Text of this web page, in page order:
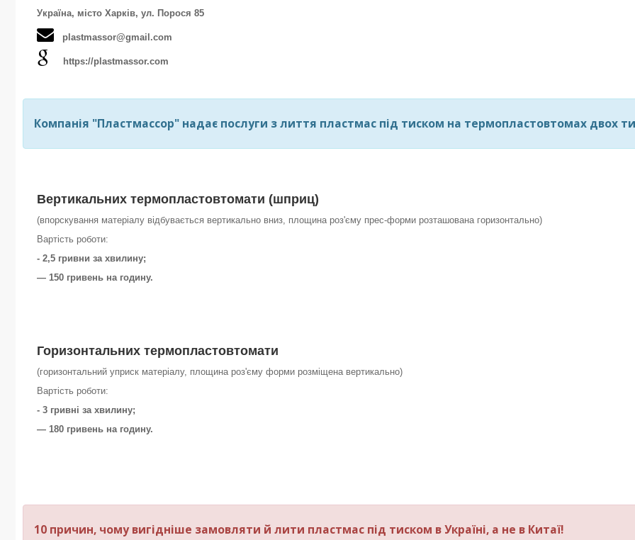
Україна, місто Харків, ул. Порося 85
plastmassor@gmail.com
https://plastmassor.com
Компанія "Пластмассор" надає послуги з лиття пластмас під тиском на термопластовтомах двох
Вертикальних термопластовтомати (шприц)
(впорскування матеріалу відбувається вертикально вниз, площина роз'єму прес-форми розташована горизонтально)
Вартість роботи:
- 2,5 гривни за хвилину;
— 150 гривень на годину.
Горизонтальних термопластовтомати
(горизонтальний уприск матеріалу, площина роз'єму форми розміщена вертикально)
Вартість роботи:
- 3 гривні за хвилину;
— 180 гривень на годину.
10 причин, чому вигідніше замовляти й лити пластмас під тиском в Україні, а не в Китаї!